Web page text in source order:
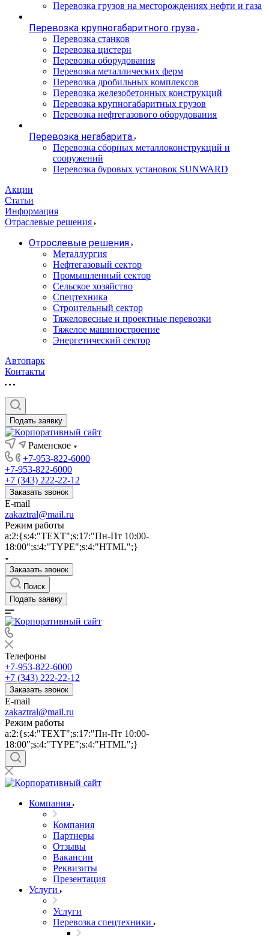
Перевозка грузов на месторождениях нефти и газа
Перевозка крупногабаритного груза
Перевозка станков
Перевозка цистерн
Перевозка оборудования
Перевозка металлических ферм
Перевозка дробильных комплексов
Перевозка железобетонных конструкций
Перевозка крупногабаритных грузов
Перевозка нефтегазового оборудования
Перевозка негабарита
Перевозка сборных металлоконструкций и
сооружений
Перевозка буровых установок SUNWARD
Акции
Статьи
Информация
Отраслевые решения
Отрослевые решения
Металлургия
Нефтегазовый сектор
Промышленный сектор
Сельское хозяйство
Спецтехника
Строительный сектор
Тяжеловесные и проектные перевозки
Тяжелое машиностроение
Энергетический сектор
Автопарк
Контакты
Подать заявку
Раменское
+7-953-822-6000
+7-953-822-6000
+7 (343) 222-22-12
Заказать звонок
E-mail
zakaztral@mail.ru
Режим работы
a:2:{s:4:"TEXT";s:17:"Пн-Пт 10:00-
18:00";s:4:"TYPE";s:4:"HTML";}
Заказать звонок
Поиск
Подать заявку
Телефоны
+7-953-822-6000
+7 (343) 222-22-12
Заказать звонок
E-mail
zakaztral@mail.ru
Режим работы
a:2:{s:4:"TEXT";s:17:"Пн-Пт 10:00-
18:00";s:4:"TYPE";s:4:"HTML";}
Компания
Компания
Партнеры
Отзывы
Вакансии
Реквизиты
Презентация
Услуги
Услуги
Перевозка спецтехники